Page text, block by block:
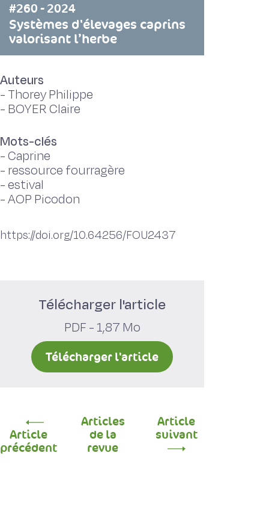
#260 - 2024
Systèmes d'élevages caprins
valorisant l’herbe
Auteurs
- Thorey Philippe
- BOYER Claire
Mots-clés
-Caprine
- ressource fourragère
-estival
-AOP Picodon
https://doi.org/10.64256/FOU2437
Télécharger l'article
PDF - 1,87 Mo
Télécharger l'article
Article
précédent
Articles
de la
revue
Article
suivant